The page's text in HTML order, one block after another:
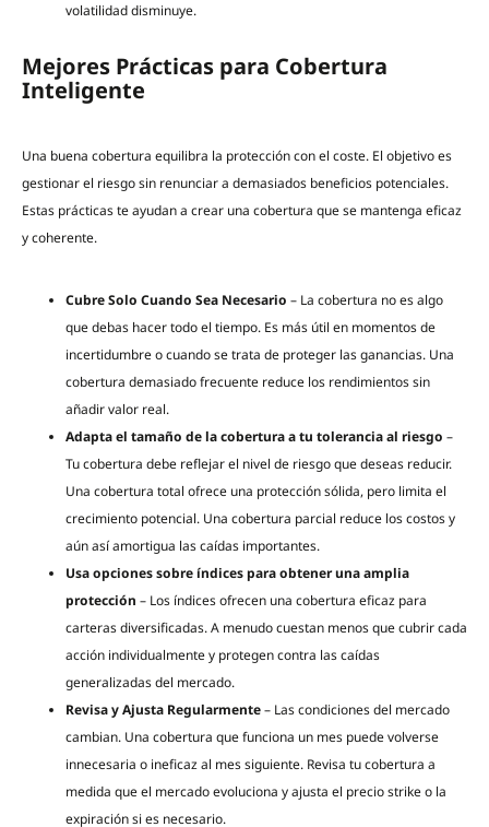
volatilidad disminuye.
Mejores Prácticas para Cobertura
Inteligente
Una buena cobertura equilibra la protección con el coste. El objetivo es
gestionar el riesgo sin renunciar a demasiados beneficios potenciales.
Estas prácticas te ayudan a crear una cobertura que se mantenga eficaz
y coherente.
Cubre Solo Cuando Sea Necesario – La cobertura no es algo
que debas hacer todo el tiempo. Es más útil en momentos de
incertidumbre o cuando se trata de proteger las ganancias. Una
cobertura demasiado frecuente reduce los rendimientos sin
añadir valor real.
Adapta el tamaño de la cobertura a tu tolerancia al riesgo –
Tu cobertura debe reflejar el nivel de riesgo que deseas reducir.
Una cobertura total ofrece una protección sólida, pero limita el
crecimiento potencial. Una cobertura parcial reduce los costos y
aún así amortigua las caídas importantes.
Usa opciones sobre índices para obtener una amplia
protección – Los índices ofrecen una cobertura eficaz para
carteras diversificadas. A menudo cuestan menos que cubrir cada
acción individualmente y protegen contra las caídas
generalizadas del mercado.
Revisa y Ajusta Regularmente– Las condiciones del mercado
cambian. Una cobertura que funciona un mes puede volverse
innecesaria o ineficaz al mes siguiente. Revisa tu cobertura a
medida que el mercado evoluciona y ajusta el precio strike o la
expiración si es necesario.